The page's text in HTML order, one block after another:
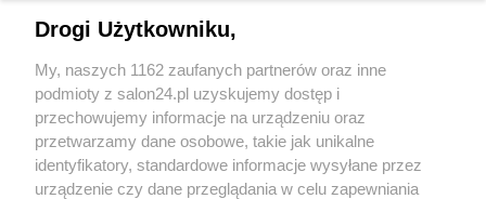
Sport
Społeczeństwo
Kultura
Drogi Użytkowniku,
My, naszych 1162 zaufanych partnerów oraz inne
podmioty z salon24.pl uzyskujemy dostęp i
przechowujemy informacje na urządzeniu oraz
przetwarzamy dane osobowe, takie jak unikalne
identyfikatory, standardowe informacje wysyłane przez
urządzenie czy dane przeglądania w celu zapewniania